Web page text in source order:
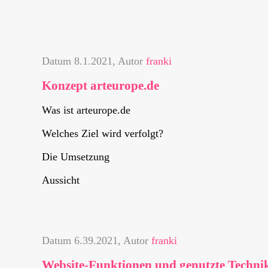
Datum 8.1.2021, Autor franki
Konzept arteurope.de
Was ist arteurope.de
Welches Ziel wird verfolgt?
Die Umsetzung
Aussicht
Datum 6.39.2021, Autor franki